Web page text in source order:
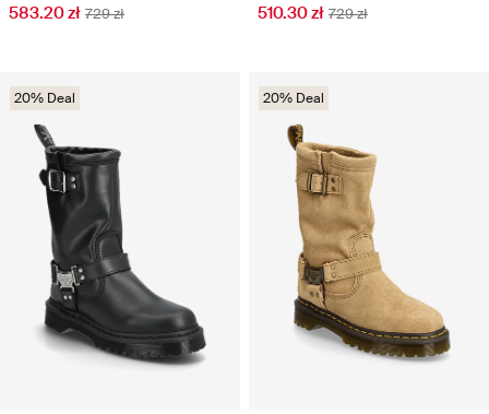
583.20 zł 729 zł 510.30 zł 729 zł
20% Deal 20% Deal